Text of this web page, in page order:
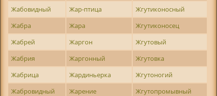
Жабовидный
Жар-птица
Жгутиконосный
Жабра
Жара
Жгутиконосец
Жабрей
Жаргон
Жгутовый
Жабрия
Жаргонный
Жгутовка
Жабрица
Жардиньерка
Жгутоногий
Жабровидный
Жарение
Жгутопромывный